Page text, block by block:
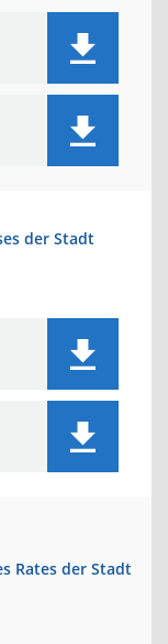
der Stadt
Rates der Stadt